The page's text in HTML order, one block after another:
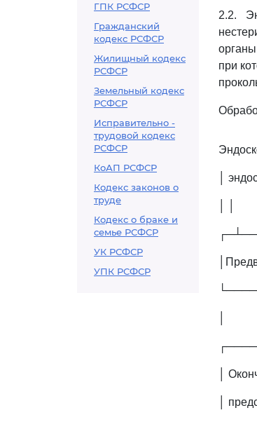
ГПК РСФСР
Гражданский
кодекс РСФСР
Жилищный кодекс
РСФСР
Земельный кодекс
РСФСР
Исправительно -
трудовой кодекс
РСФСР
КоАП РСФСР
Кодекс законов о
труде
Кодекс о браке и
семье РСФСР
УК РСФСР
УПК РСФСР
2.2.
при
│
│
│